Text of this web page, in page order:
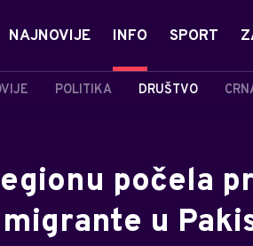
NAJNOVIJE INFO
POLITIKA DRUŠTVO
SPORT
počela
u